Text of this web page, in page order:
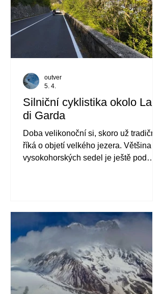
Silniční cyklistika okolo Lago
di Garda
Doba velikonoční si, skoro už tradičně,
říká o objetí velkého jezera. Většina
vysokohorských sedel je ještě pod
outver
5. 4.